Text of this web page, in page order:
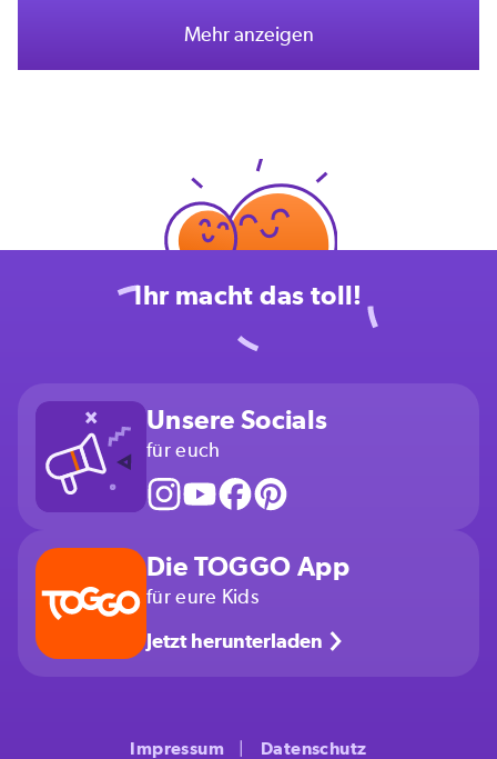
Mehr anzeigen
Ihr macht das toll!
Unsere Socials
für euch
Die TOGGO App
für eure Kids
Jetzt herunterladen
Impressum Datenschutz